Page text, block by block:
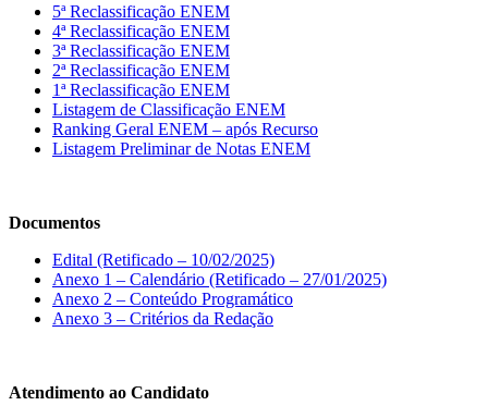
5ª Reclassificação ENEM
4ª Reclassificação ENEM
3ª Reclassificação ENEM
2ª Reclassificação ENEM
1ª Reclassificação ENEM
Listagem de Classificação ENEM
Ranking Geral ENEM – após Recurso
Listagem Preliminar de Notas ENEM
Documentos
Edital (Retificado – 10/02/2025)
Anexo 1 – Calendário (Retificado – 27/01/2025)
Anexo 2 – Conteúdo Programático
Anexo 3 – Critérios da Redação
Atendimento ao Candidato